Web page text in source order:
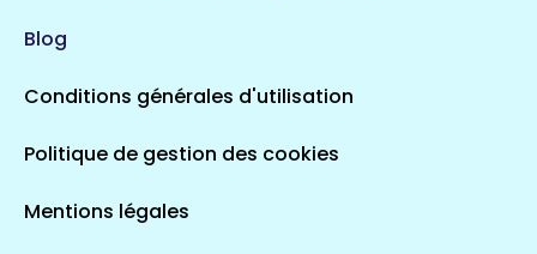
Blog
Conditions générales d'utilisation
Politique de gestion des cookies
Mentions légales